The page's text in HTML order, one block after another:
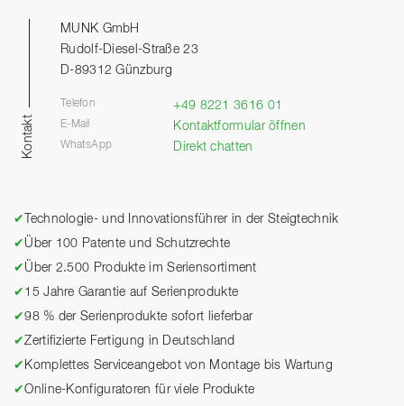
Kontakt
MUNK GmbH
Rudolf-Diesel-Straße 23
D-89312 Günzburg
Telefon +49 8221 3616 01
E-Mail Kontaktformular öffnen
WhatsApp Direkt chatten
✔
Technologie- und Innovationsführer in der Steigtechnik
✔ Über 100 Patente und Schutzrechte
✔ Über 2.500 Produkte im Seriensortiment
✔ 15 Jahre Garantie auf Serienprodukte
✔98 % der Serienprodukte sofort lieferbar
✔Zertifizierte Fertigung in Deutschland
✔ Komplettes Serviceangebot von Montage bis Wartung
✔Online-Konfiguratoren für viele Produkte